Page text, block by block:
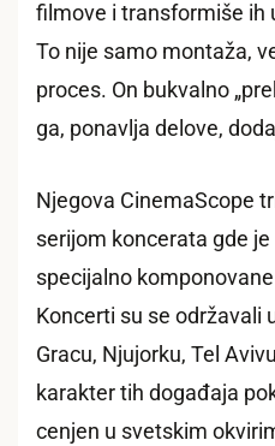
filmove i transformiše ih
To nije samo montaža,
proces. On bukvalno
ga, ponavlja delove,
Njegova CinemaScope
serijom koncerata gde
specijalno
Koncerti su se održavali
Gracu, Njujorku, Tel
karakter tih događaja
cenjen u svetskim